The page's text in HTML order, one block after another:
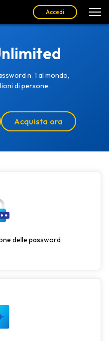
Accedi
n. 1 al mondo,
di persone.
Acquista ora
delle password